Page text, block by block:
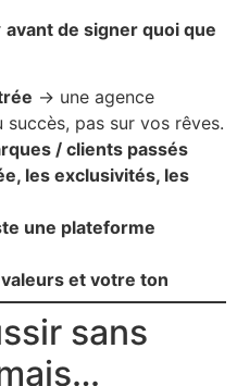
avant de signer quoi que
→ une agence
succès, pas sur vos rêves.
/ clients passés
les exclusivités, les
une plateforme
et votre ton
sans